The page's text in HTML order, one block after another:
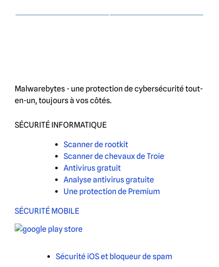
Malwarebytes - une protection de cybersécurité tout-
en-un, toujours à vos côtés.
SÉCURITÉ INFORMATIQUE
Scanner de rootkit
Scanner de chevaux de Troie
Antivirus gratuit
Analyse antivirus gratuite
Une protection de Premium
SÉCURITÉ MOBILE
Sécurité iOS et bloqueur de spam